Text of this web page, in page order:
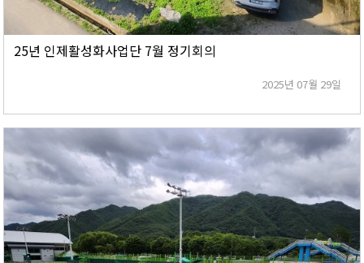
25년 인제활성화사업단 7월 정기회의
2025년 07월 29일